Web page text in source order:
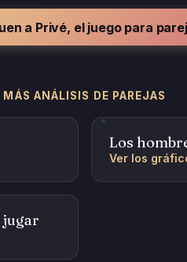
a Privé, el juego para
MÁS ANÁLISIS DE PAREJAS
Los
Ver los
jugar